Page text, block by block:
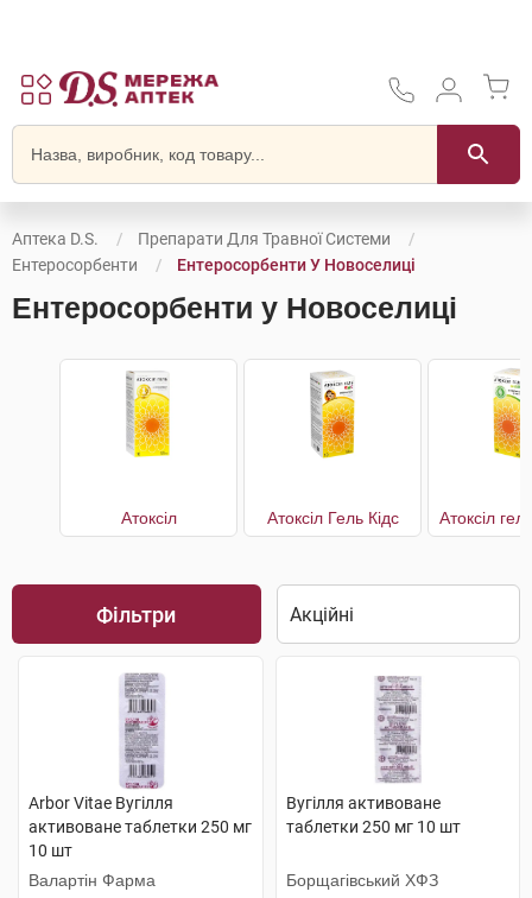
Аптека D.S.
Препарати Для Травної Системи
Ентеросорбенти
Ентеросорбенти У Новоселиці
Ентеросорбенти у Новоселиці
Атоксіл Атоксіл Гель Кідс Атоксіл
Фільтри
Arbor Vitae Вугілля
активоване таблетки 250 мг
10 шт
Валартін Фарма
Вугілля активоване
таблетки 250 мг 10 шт
Борщагівський ХФЗ